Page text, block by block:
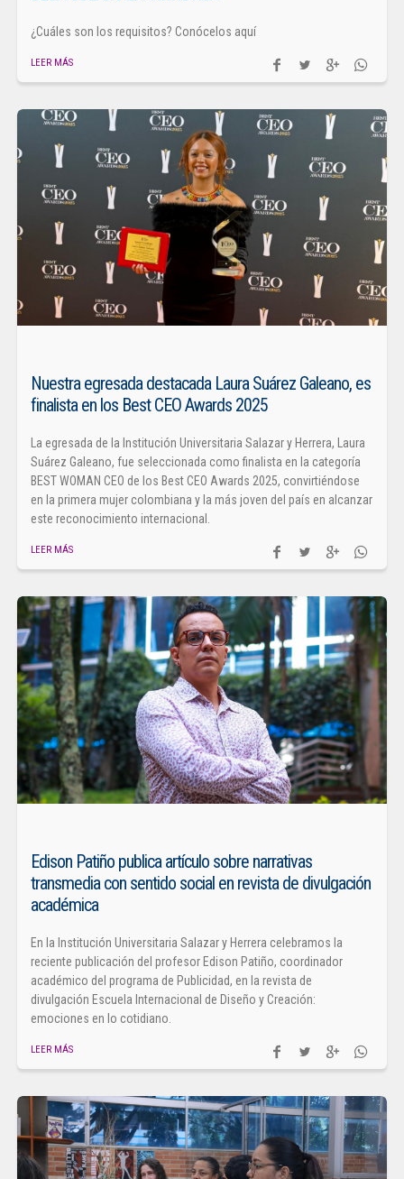
¿Cuáles son los requisitos? Conócelos aquí
LEER MÁS
Nuestra egresada destacada Laura Suárez Galeano, es
finalista en los Best CEO Awards 2025
La egresada de la Institución Universitaria Salazar y Herrera, Laura
Suárez Galeano, fue seleccionada como finalista en la categoría
BEST WOMAN CEO de los Best CEO Awards 2025, convirtiéndose
en la primera mujer colombiana y la más joven del país en alcanzar
este reconocimiento internacional.
LEER MÁS
Edison Patiño publica artículo sobre narrativas
transmedia con sentido social en revista de divulgación
académica
En la Institución Universitaria Salazar y Herrera celebramos la
reciente publicación del profesor Edison Patiño, coordinador
académico del programa de Publicidad, en la revista de
divulgación Escuela Internacional de Diseño y Creación:
emociones en lo cotidiano.
LEER MÁS